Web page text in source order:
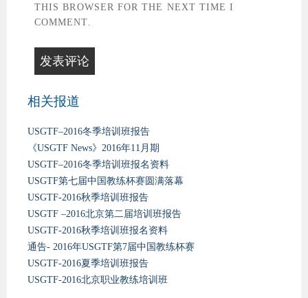
THIS BROWSER FOR THE NEXT TIME I
COMMENT.
相关报道
USGTF–2016冬季培训班报告
《USGTF News》2016年11月期
USGTF–2016冬季培训班报名资料
USGTF第七届中国教练杯赛圆满落幕
USGTF-2016秋季培训班报告
USGTF –2016北京第二届培训班报告
USGTF-2016秋季培训班报名资料
通告- 2016年USGTF第7届中国教练杯赛
USGTF-2016夏季培训班报告
USGTF-2016北京职业教练培训班